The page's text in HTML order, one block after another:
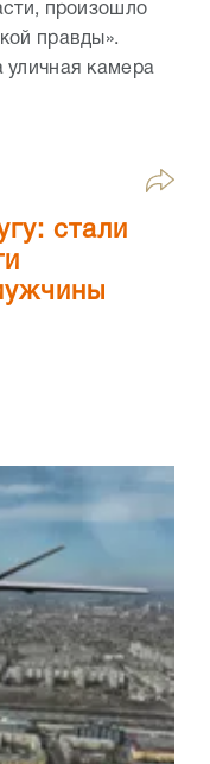
произошло
правды».
уличная камера
стали